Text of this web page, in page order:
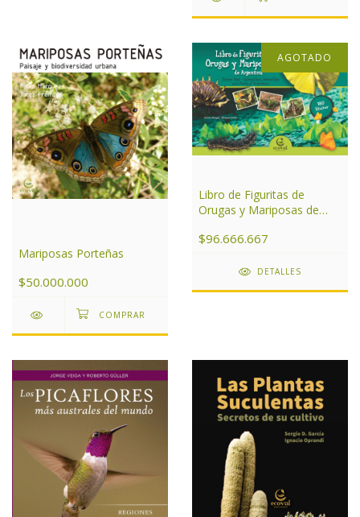
Mariposas Porteñas
$50.000.000
AGOTADO
Libro de Figuritas de
Orugas y Mariposas de
$96.666.667
DETALLES